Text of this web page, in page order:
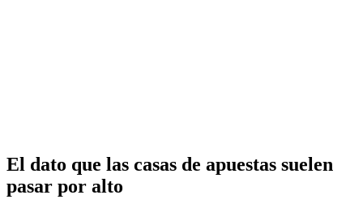
El dato que las casas de apuestas suelen
pasar por alto